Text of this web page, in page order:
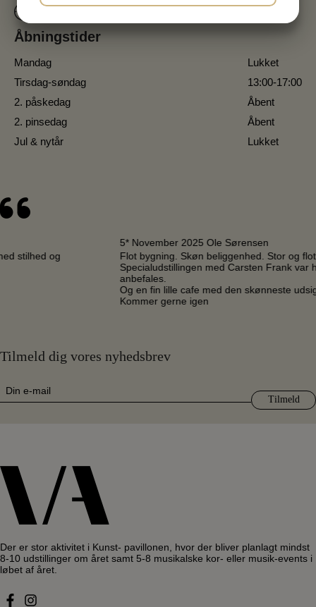
Åbningstider
Mandag
Tirsdag-søndag
2. påskedag
2. pinsedag
Jul & nytår
Lukket
13:00-17:00
Åbent
Åbent
Lukket
5* November 2025 Ole Sørensen
Flot bygning. Skøn beliggenhed. Stor og flot Haugen udstilling.
Specialudstillingen med Carsten Frank var helt imponerende. Kan
Og en fin lille cafe med den skønneste udsigt ud over en lille sø.
Der er stor aktivitet i Kunst- pavillonen, hvor der bliver planlagt mindst
løbet af året.
MARKETING